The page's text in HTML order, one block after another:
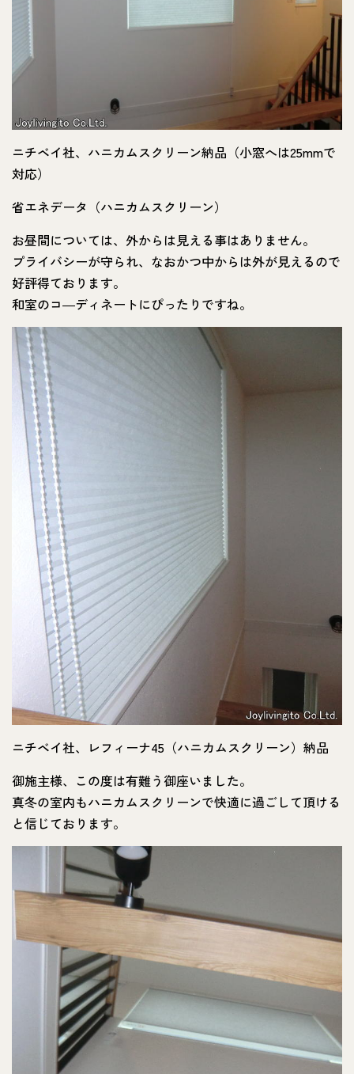
ニチベイ社、ハニカムスクリーン納品（小窓へは25mmで
対応）
省エネデータ（ハニカムスクリーン）
お昼間については、外からは見える事はありません。
プライバシーが守られ、なおかつ中からは外が見えるので
好評得ております。
和室のコ―ディネートにぴったりですね。
ニチベイ社、レフィーナ45（ハニカムスクリーン）納品
御施主様、この度は有難う御座いました。
真冬の室内もハニカムスクリーンで快適に過ごして頂ける
と信じております。